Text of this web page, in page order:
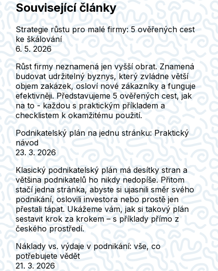
Související články
Strategie růstu pro malé firmy: 5 ověřených cest
ke škálování
6. 5. 2026
Růst firmy neznamená jen vyšší obrat. Znamená
budovat udržitelný byznys, který zvládne větší
objem zakázek, osloví nové zákazníky a funguje
efektivněji. Představujeme 5 ověřených cest, jak
na to - každou s praktickým příkladem a
checklistem k okamžitému použití.
Podnikatelský plán na jednu stránku: Praktický
návod
23. 3. 2026
Klasický podnikatelský plán má desítky stran a
většina podnikatelů ho nikdy nedopíše. Přitom
stačí jedna stránka, abyste si ujasnili směr svého
podnikání, oslovili investora nebo prostě jen
přestali tápat. Ukážeme vám, jak si takový plán
sestavit krok za krokem – s příklady přímo z
českého prostředí.
Náklady vs. výdaje v podnikání: vše, co
potřebujete vědět
21. 3. 2026